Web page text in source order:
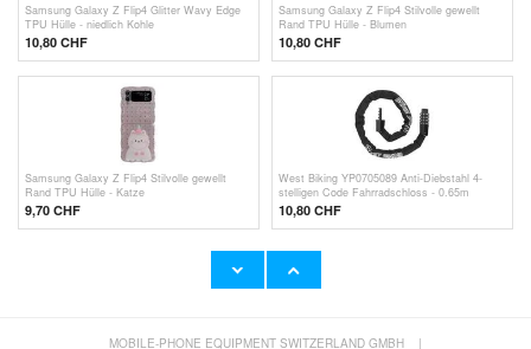
Samsung Galaxy Z Flip4 Glitter Wavy Edge
TPU Hülle - niedlich Kohle
10,80 CHF
Samsung Galaxy Z Flip4 Stilvolle gewellt
Rand TPU Hülle - Blumen
10,80 CHF
Samsung Galaxy Z Flip4 Stilvolle gewellt
Rand TPU Hülle - Katze
9,70 CHF
West Biking YP0705089 Anti-Diebstahl 4-
stelligen Code Fahrradschloss - 0.65m
10,80 CHF
West Biking YP0720031 360 Drehbarer
West Biking YP0705099 Blade Stahl Anti-
MOBILE-PHONE EQUIPMENT SWITZERLAND GMBH
|